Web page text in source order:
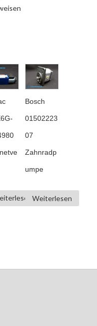
Bosch
01502223
07
Zahnradp
umpe
Weiterlesen